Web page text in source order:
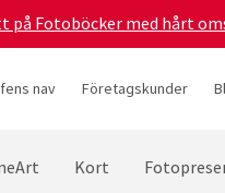
på Fotoböcker med hårt
nav Företagskunder
Kort